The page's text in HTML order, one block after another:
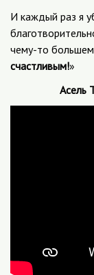
И каждый раз я
чему-то
счастливым!»
Асель